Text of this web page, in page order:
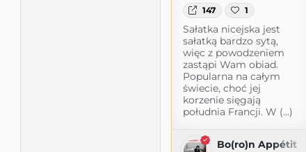
147 1
Sałatka nicejska jest
sałatką bardzo sytą,
więc z powodzeniem
zastąpi Wam obiad.
Popularna na całym
świecie, choć jej
korzenie sięgają
południa Francji. W (...)
Bo(ro)n Appétit